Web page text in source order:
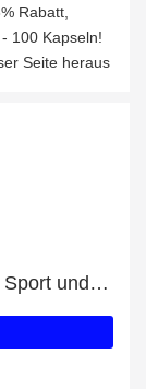
Rabatt,
100 Kapseln!
Seite heraus
16% Rabatt auf Mindestabnahme + Sport und Fitness Handschuh Leder mit 30% Rabatt